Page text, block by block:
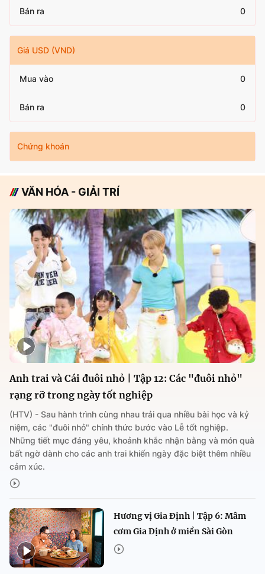
Bán ra 0
Giá USD (VND)
Mua vào 0
Bán ra 0
Chứng khoán
VĂN HÓA - GIẢI TRÍ
Anh trai và Cái đuôi nhỏ | Tập 12: Các "đuôi nhỏ"
rạng rỡ trong ngày tốt nghiệp
(HTV) - Sau hành trình cùng nhau trải qua nhiều bài học và kỷ
niệm, các "đuôi nhỏ" chính thức bước vào Lễ tốt nghiệp.
Những tiết mục đáng yêu, khoảnh khắc nhận bằng và món quà
bất ngờ dành cho các anh trai khiến ngày đặc biệt thêm nhiều
cảm xúc.
Hương vị Gia Định | Tập 6: Mâm
cơm Gia Định ở miền Sài Gòn